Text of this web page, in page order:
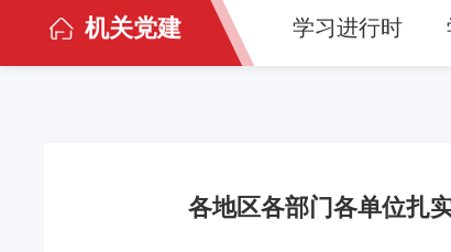
机关党建 学习进行时
各地区各部门各单位扎